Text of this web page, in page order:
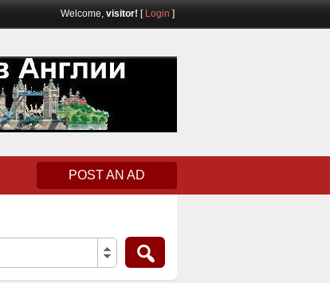
Welcome, visitor! [ Login ]
POST AN AD